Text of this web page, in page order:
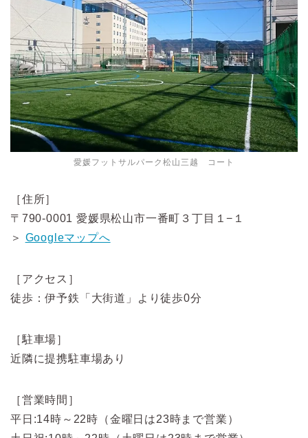
愛媛フットサルパーク松山三越 コート
［住所］
〒790-0001 愛媛県松山市一番町３丁目１−１
＞ Googleマップへ
［アクセス］
徒歩：伊予鉄「大街道」より徒歩0分
［駐車場］
近隣に提携駐車場あり
［営業時間］
平日:14時～22時（金曜日は23時まで営業）